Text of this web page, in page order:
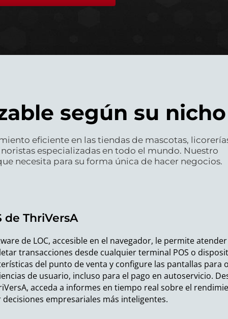
según su nicho
eficiente en las tiendas de mascotas,
especializadas en todo el mundo. Nuestro
necesita para su forma única de hacer negocios.
de ThriVersA
de LOC, accesible en el navegador, le permite
transacciones desde cualquier terminal POS o
del punto de venta y configure las pantallas para
de usuario, incluso para el pago en autoservicio.
acceda a informes en tiempo real sobre el
empresariales más inteligentes.